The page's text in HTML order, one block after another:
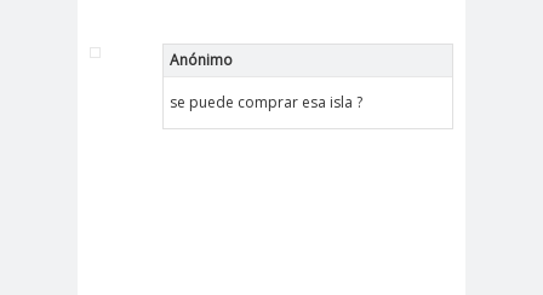
Anónimo
se puede comprar esa isla ?